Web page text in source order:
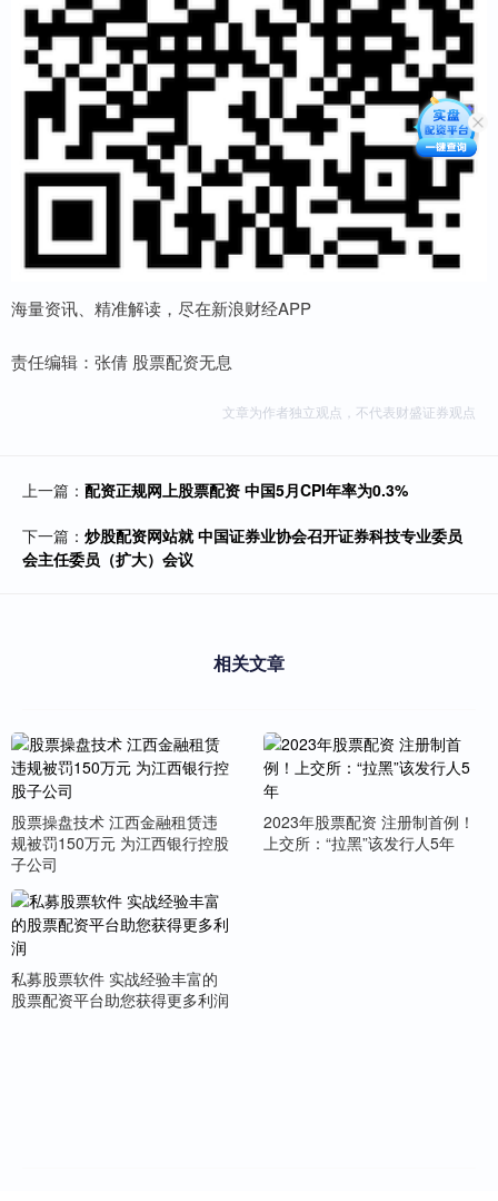
海量资讯、精准解读，尽在新浪财经APP
责任编辑：张倩 股票配资无息
文章为作者独立观点，不代表财盛证券观点
上一篇： 配资正规网上股票配资 中国5月CPI年率为0.3%
下一篇： 炒股配资网站就 中国证券业协会召开证券科技专业委员
会主任委员（扩大）会议
相关文章
股票操盘技术 江西金融租赁违
规被罚150万元 为江西银行控股
子公司
2023年股票配资 注册制首例！
上交所：“拉黑”该发行人5年
私募股票软件 实战经验丰富的
股票配资平台助您获得更多利润